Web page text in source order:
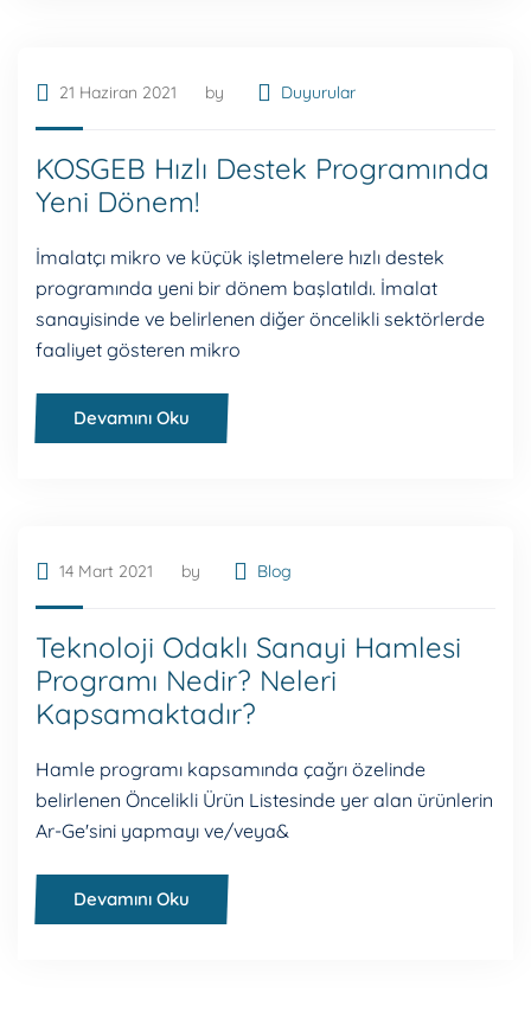
21 Haziran 2021 by Duyurular
KOSGEB Hızlı Destek Programında
Yeni Dönem!
İmalatçı mikro ve küçük işletmelere hızlı destek
programında yeni bir dönem başlatıldı. İmalat
sanayisinde ve belirlenen diğer öncelikli sektörlerde
faaliyet gösteren mikro
Devamını Oku
14 Mart 2021 by Blog
Teknoloji Odaklı Sanayi Hamlesi
Programı Nedir? Neleri
Kapsamaktadır?
Hamle programı kapsamında çağrı özelinde
belirlenen Öncelikli Ürün Listesinde yer alan ürünlerin
Ar-Ge'sini yapmayı ve/veya&
Devamını Oku